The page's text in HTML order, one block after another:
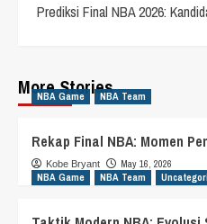
Prediksi Final NBA 2026:
More Stories
NBA Game NBA Team
Rekap Final NBA: Momen
Kobe Bryant
May 16, 2026
NBA Game
NBA Team